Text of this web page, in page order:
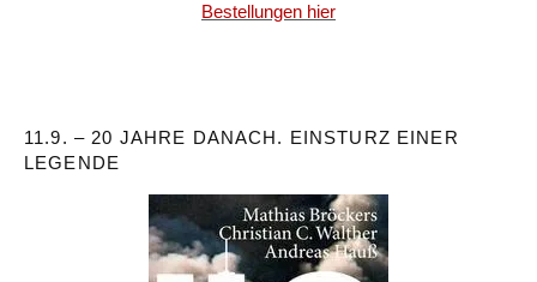
Bestellungen hier
11.9. – 20 JAHRE DANACH. EINSTURZ EINER
LEGENDE